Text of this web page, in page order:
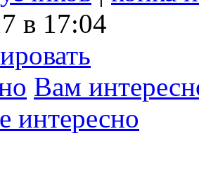
в 17:04
Вам
интересно